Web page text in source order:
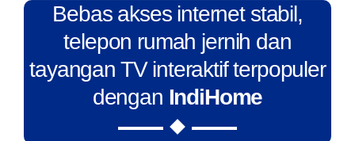
Bebas akses internet stabil,
telepon rumah jernih dan
tayangan TV interaktif terpopuler
dengan IndiHome